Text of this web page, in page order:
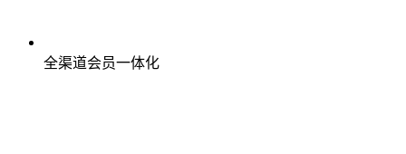
全渠道会员一体化